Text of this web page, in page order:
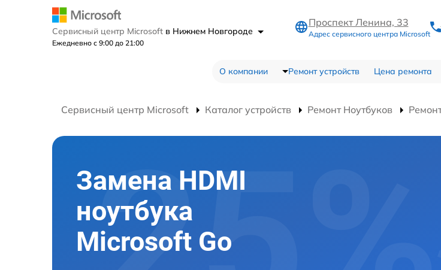
Сервисный центр Microsoft в Нижнем Новгороде
Ежедневно с 9:00 до 21:00
Проспект Ленина, 33
Адрес сервисного центра Microsoft
О компании Ремонт устройств Цена ремонта
Сервисный центр Microsoft Каталог устройств Ремонт Ноутбуков
Замена HDMI
ноутбука
Microsoft Go